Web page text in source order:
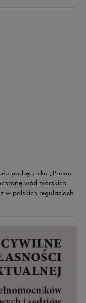
podręcznika „Prawo
wód morskich
w polskich regulacjach